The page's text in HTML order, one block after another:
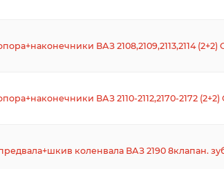
ВАЗ 2108,2109,2113,2114 (2+2)
ВАЗ 2110-2112,2170-2172 (2+2)
коленвала ВАЗ 2190 8клапан.